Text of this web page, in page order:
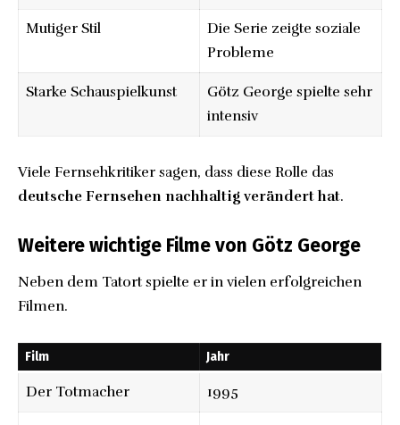
Mutiger Stil
Die Serie zeigte soziale
Probleme
Starke Schauspielkunst
Götz George spielte sehr
intensiv
Viele Fernsehkritiker sagen, dass diese Rolle das
deutsche Fernsehen nachhaltig verändert hat.
Weitere wichtige Filme von Götz George
Neben dem Tatort spielte er in vielen erfolgreichen
Filmen.
Film Jahr
Der Totmacher 1995